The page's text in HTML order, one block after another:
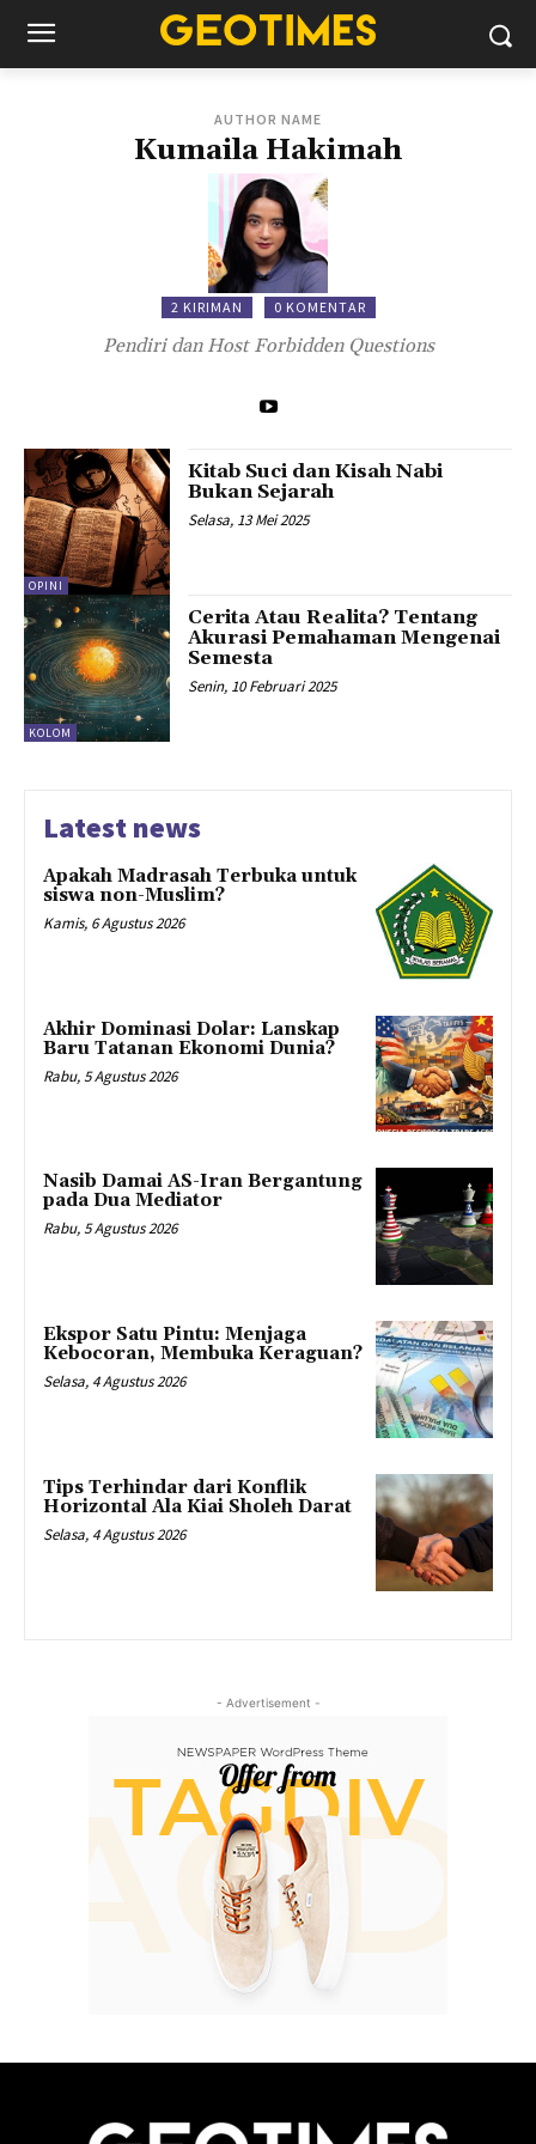
AUTHOR NAME
Kumaila Hakimah
2 KIRIMAN 0 KOMENTAR
Pendiri dan Host Forbidden Questions
OPINI
Kitab Suci dan Kisah Nabi
Bukan Sejarah
Selasa, 13 Mei 2025
KOLOM
Cerita Atau Realita? Tentang
Akurasi Pemahaman Mengenai
Semesta
Senin, 10 Februari 2025
Latest news
Apakah Madrasah Terbuka untuk
siswa non-Muslim?
Kamis, 6 Agustus 2026
Akhir Dominasi Dolar: Lanskap
Baru Tatanan Ekonomi Dunia?
Rabu, 5 Agustus 2026
Nasib Damai AS-Iran Bergantung
pada Dua Mediator
Rabu, 5 Agustus 2026
Ekspor Satu Pintu: Menjaga
Kebocoran, Membuka Keraguan?
Selasa, 4 Agustus 2026
Tips Terhindar dari Konflik
Horizontal Ala Kiai Sholeh Darat
Selasa, 4 Agustus 2026
- Advertisement -